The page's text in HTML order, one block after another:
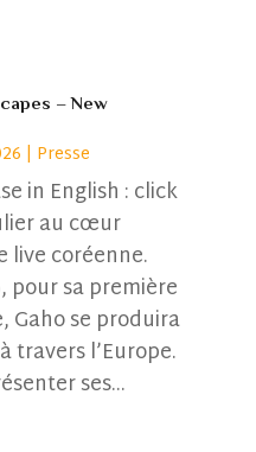
– New
| Presse
in English : click
au cœur
live coréenne.
pour sa première
Gaho se produira
travers l’Europe.
ses...